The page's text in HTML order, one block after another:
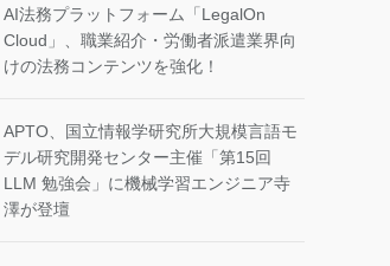
AI法務プラットフォーム「LegalOn
Cloud」、職業紹介・労働者派遣業界向
けの法務コンテンツを強化！
APTO、国立情報学研究所大規模言語モ
デル研究開発センター主催「第15回
LLM 勉強会」に機械学習エンジニア寺
澤が登壇